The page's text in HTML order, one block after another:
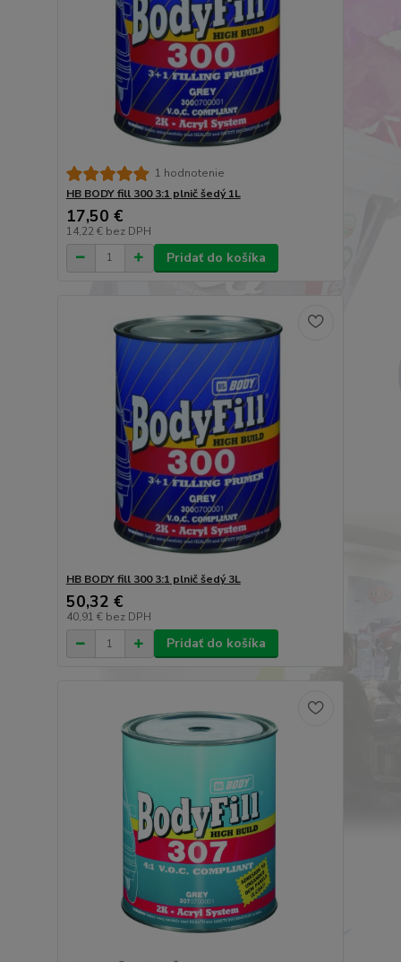
1 hodnotenie
HB BODY fill 300 3:1 plnič šedý 1L
17,50 €
14,22 € bez DPH
Pridať do košíka
HB BODY fill 300 3:1 plnič šedý 3L
50,32 €
40,91 € bez DPH
Pridať do košíka